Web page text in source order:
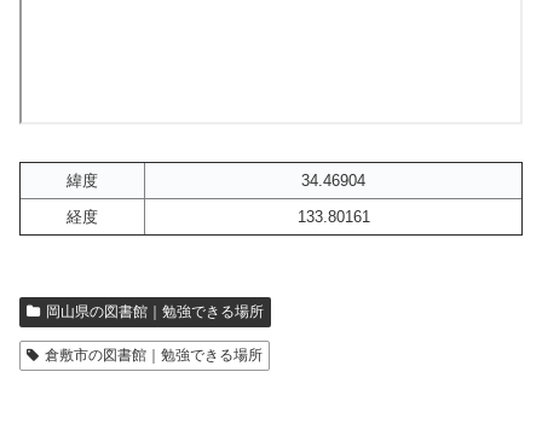
緯度
34.46904
経度
133.80161
岡山県の図書館｜勉強できる場所
倉敷市の図書館｜勉強できる場所